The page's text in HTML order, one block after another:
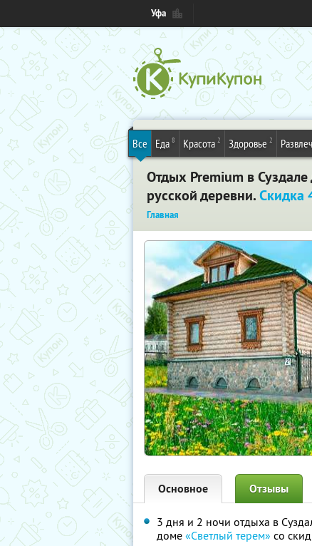
Уфа
Все Еда 8 Красота 2 Здоровье 2
Отдых Premium в
русской деревни.Скидка
Главная
Основное Отзывы
3 дня и 2 ночи отдыха в
доме «Светлый терем» со